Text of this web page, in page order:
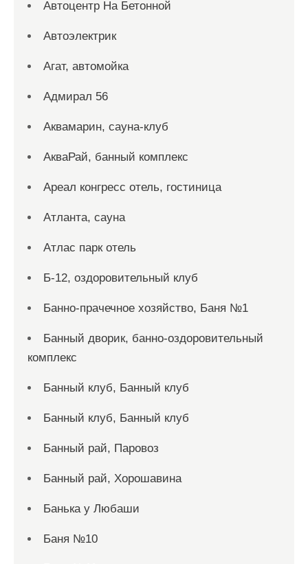
Автоцентр На Бетонной
Автоэлектрик
Агат, автомойка
Адмирал 56
Аквамарин, сауна-клуб
АкваРай, банный комплекс
Ареал конгресс отель, гостиница
Атланта, сауна
Атлас парк отель
Б-12, оздоровительный клуб
Банно-прачечное хозяйство, Баня №1
Банный дворик, банно-оздоровительный
комплекс
Банный клуб, Банный клуб
Банный клуб, Банный клуб
Банный рай, Паровоз
Банный рай, Хорошавина
Банька у Любаши
Баня №10